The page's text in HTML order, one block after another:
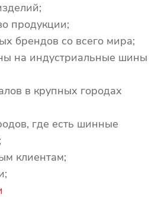
продукции;
брендов со всего мира;
на индустриальные шины
в крупных городах
где есть шинные
клиентам;